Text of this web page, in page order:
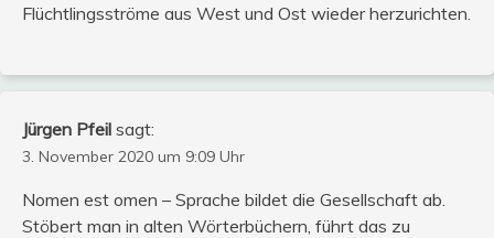
Flüchtlingsströme aus West und Ost wieder herzurichten.
Jürgen Pfeil sagt:
3. November 2020 um 9:09 Uhr
Nomen est omen – Sprache bildet die Gesellschaft ab.
Stöbert man in alten Wörterbüchern, führt das zu